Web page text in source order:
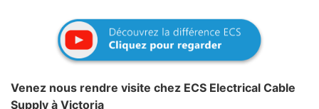
Venez nous rendre visite chez ECS Electrical Cable
Supply à Victoria